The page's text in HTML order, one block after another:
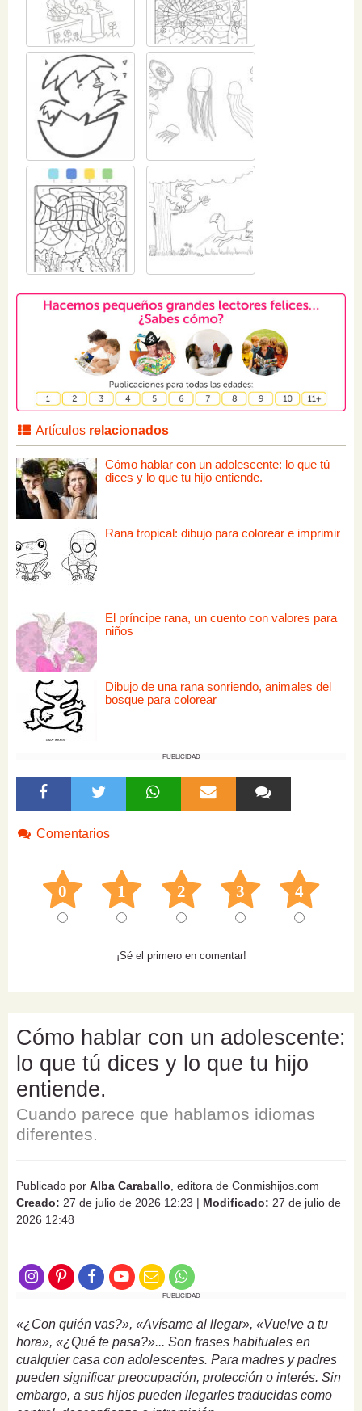
Artículos relacionados
Cómo hablar con un adolescente: lo que tú
dices y lo que tu hijo entiende.
Rana tropical: dibujo para colorear e imprimir
El príncipe rana, un cuento con valores para
niños
Dibujo de una rana sonriendo, animales del
bosque para colorear
PUBLICIDAD
Comentarios
0 1 2 3 4
¡Sé el primero en comentar!
Cómo hablar con un adolescente:
lo que tú dices y lo que tu hijo
entiende.
Cuando parece que hablamos idiomas
diferentes.
Publicado por Alba Caraballo, editora de Conmishijos.com
Creado: 27 de julio de 2026 12:23 | Modificado: 27 de julio de
2026 12:48
PUBLICIDAD
«¿Con quién vas?», «Avísame al llegar», «Vuelve a tu
hora», «¿Qué te pasa?»... Son frases habituales en
cualquier casa con adolescentes. Para madres y padres
pueden significar preocupación, protección o interés. Sin
embargo, a sus hijos pueden llegarles traducidas como